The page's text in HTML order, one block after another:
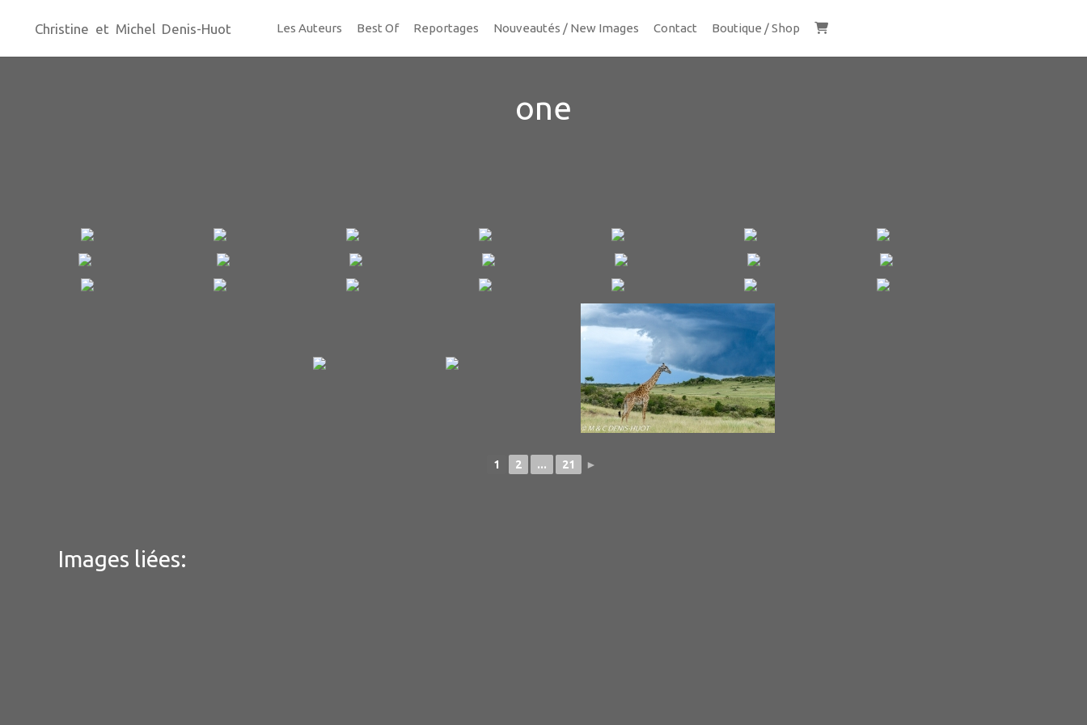
Christine et Michel Denis-Huot Les Auteurs Best Of Reportages Nouveautés / New Images Contact Boutique / Shop
one
1 2 ... 21 ►
Images liées: